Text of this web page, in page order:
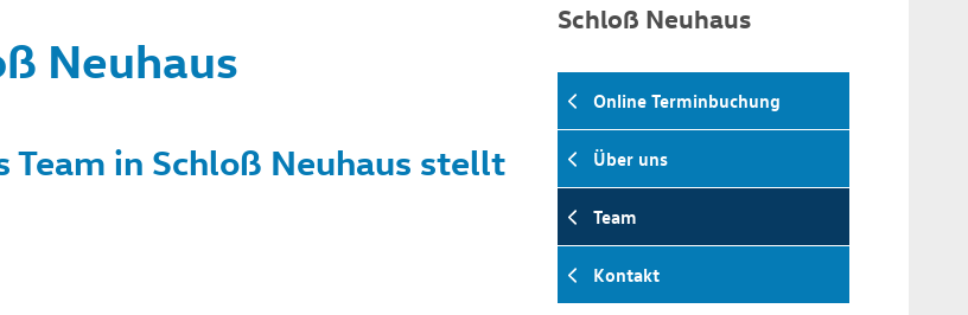
Neuhaus
Team in Schloß Neuhaus stellt
Schloß Neuhaus
Online Terminbuchung
Über uns
Team
Kontakt